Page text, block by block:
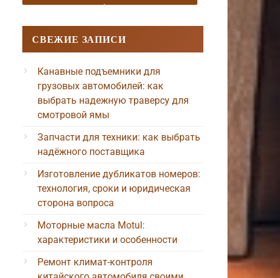
премиальный
красочный
Практичный,
функциональный
СВЕЖИЕ ЗАПИСИ
Канавные подъемники для
грузовых автомобилей: как
выбрать надежную траверсу для
смотровой ямы
Запчасти для техники: как выбрать
надёжного поставщика
Изготовление дубликатов номеров:
технология, сроки и юридическая
сторона вопроса
Моторные масла Motul:
характеристики и особенности
Ремонт климат-контроля